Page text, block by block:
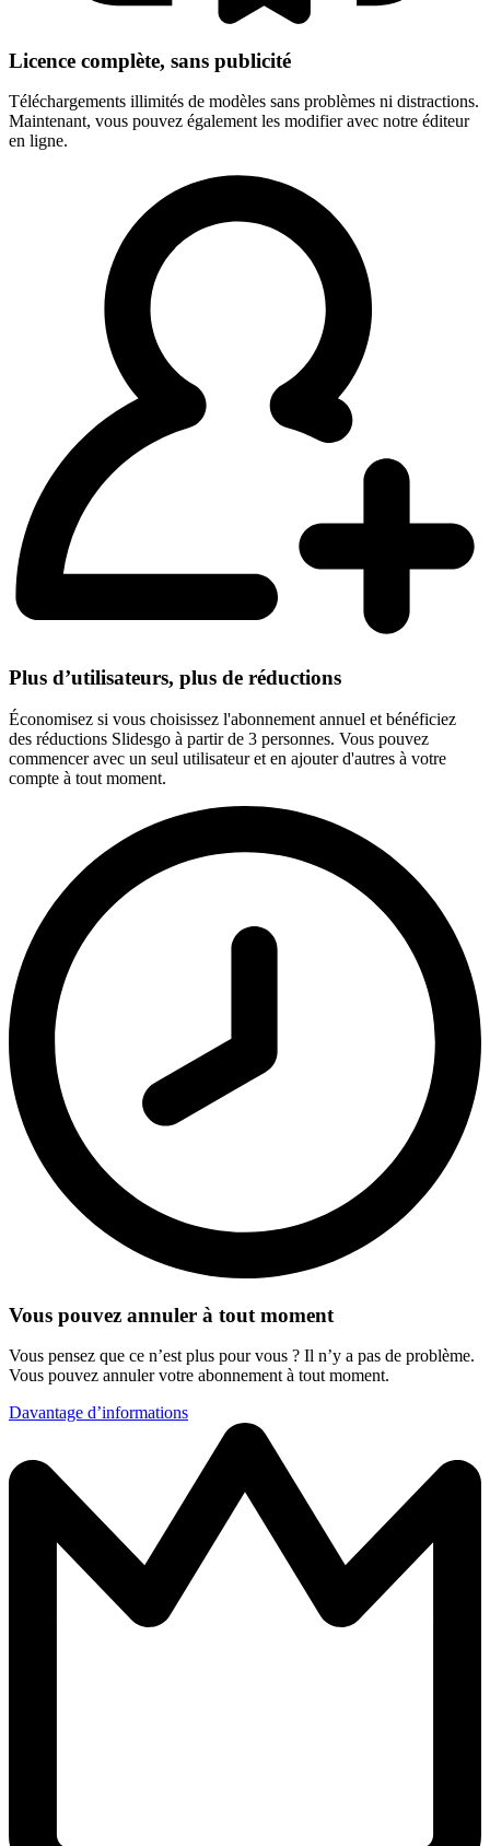
Licence complète, sans publicité
Téléchargements illimités de modèles sans problèmes ni distractions.
Maintenant, vous pouvez également les modifier avec notre éditeur
en ligne.
Plus d’utilisateurs, plus de réductions
Économisez si vous choisissez l'abonnement annuel et bénéficiez
des réductions Slidesgo à partir de 3 personnes. Vous pouvez
commencer avec un seul utilisateur et en ajouter d'autres à votre
compte à tout moment.
Vous pouvez annuler à tout moment
Vous pensez que ce n’est plus pour vous ? Il n’y a pas de problème.
Vous pouvez annuler votre abonnement à tout moment.
Davantage d’informations